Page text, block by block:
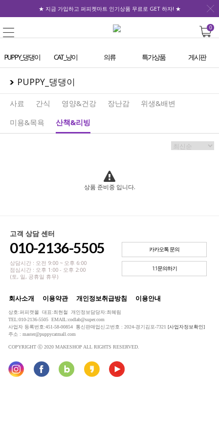
★ 지금 가입하고 퍼피켓마트 인기상품 무료로 GET 하자! ★
0
PUPPY_댕댕이 CAT_냥이 의류 특가상품 게시판
PUPPY_댕댕이
사료 간식 영양&건강 장난감
위생&배변
미용&목욕
산책&리빙
상품 준비중 입니다.
고객 상담 센터
010-2136-5505
상담시간 : 오전 9:00 ~ 오후 6:00
점심시간 : 오후 1:00 - 오후 2:00
(토, 일, 공휴일 휴무)
카카오톡 문의
1:1문의하기
회사소개 이용약관 개인정보취급방침 이용안내
상호:퍼피캣몰 대표:최현철 개인정보담당자:최혜림
TEL:010-2136-5505 EMAIL:codlab@super.com
사업자 등록번호:451-58-00854 통신판매업신고번호 : 2024-경기김포-7321 [사업자정보확인]
주소 : master@puppycatmall.com
COPYRIGHT ⓒ 2020 MAKESHOP ALL RIGHTS RESERVED.